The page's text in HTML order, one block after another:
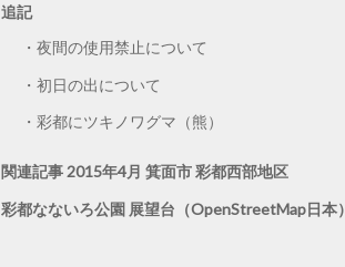
追記
夜間の使用禁止について
初日の出について
彩都にツキノワグマ（熊）
関連記事 2015年4月 箕面市 彩都西部地区
彩都なないろ公園 展望台（OpenStreetMap日本）